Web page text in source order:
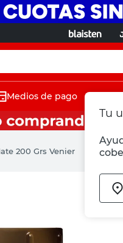
Tu
Medios de pago
200 Grs Venier